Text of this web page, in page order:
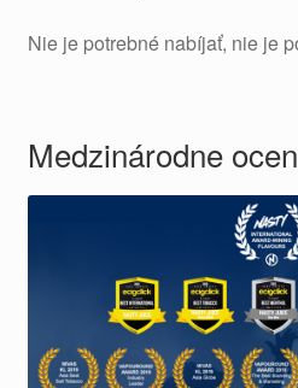
Nie je potrebné nabíjať, nie je
Medzinárodne